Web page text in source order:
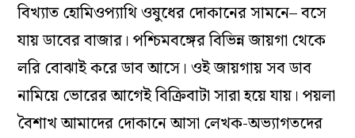
বিখ্যাত হোমিওপ্যাথি ওষুধের দোকানের সামনে– বসে
যায় ডাবের বাজার। পশ্চিমবঙ্গের বিভিন্ন জায়গা থেকে
লরি বোঝাই করে ডাব আসে। ওই জায়গায় সব ডাব
নামিয়ে ভোরের আগেই বিক্রিবাটা সারা হয়ে যায়। পয়লা
বৈশাখ আমাদের দোকানে আসা লেখক-অভ্যাগতদের